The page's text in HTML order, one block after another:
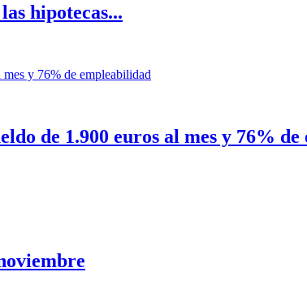
hipotecas...
de 1.900 euros al mes y 76%